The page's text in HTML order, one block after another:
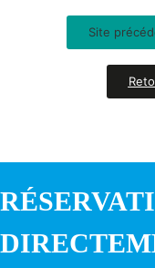
Site